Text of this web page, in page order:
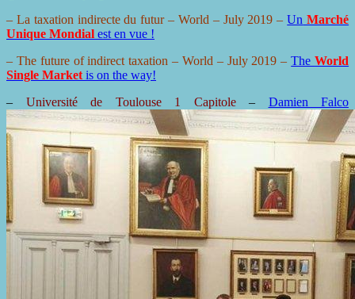
– La taxation indirecte du futur – World – July 2019 – Un Marché
Unique Mondial est en vue !
– The future of indirect taxation – World – July 2019 – TheWorld
Single Market is on the way!
– Université de Toulouse 1 Capitole – Damien Falco